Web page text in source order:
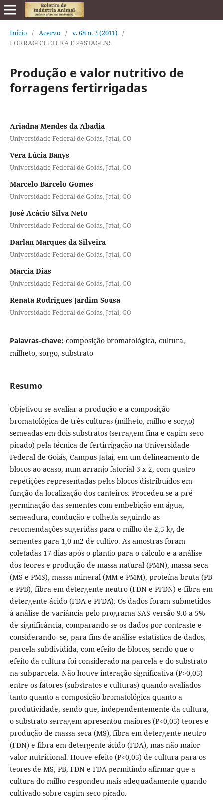
Início / Acervo / v. 68 n. 2 (2011) /
FORRAGICULTURA E PASTAGENS
Produção e valor nutritivo de
forragens fertirrigadas
Ariadna Mendes da Abadia
Universidade Federal de Goiás, Jataí, GO
Vera Lúcia Banys
Universidade Federal de Goiás, Jataí, GO
Marcelo Barcelo Gomes
Universidade Federal de Goiás, Jataí, GO
José Acácio Silva Neto
Universidade Federal de Goiás, Jataí, GO
Darlan Marques da Silveira
Universidade Federal de Goiás, Jataí, GO
Marcia Dias
Universidade Federal de Goiás, Jataí, GO
Renata Rodrigues Jardim Sousa
Universidade Federal de Goiás, Jataí, GO
Palavras-chave: composição bromatológica, cultura,
milheto, sorgo, substrato
Resumo
Objetivou-se avaliar a produção e a composição
bromatológica de três culturas (milheto, milho e sorgo)
semeadas em dois substratos (serragem fina e capim seco
picado) pela técnica de fertirrigação na Universidade
Federal de Goiás, Campus Jataí, em um delineamento de
blocos ao acaso, num arranjo fatorial 3 x 2, com quatro
repetições representadas pelos blocos distribuídos em
função da localização dos canteiros. Procedeu-se a pré-
germinação das sementes com embebição em água,
semeadura, condução e colheita seguindo as
recomendações sugeridas para o milho de 2,5 kg de
sementes para 1,0 m2 de cultivo. As amostras foram
coletadas 17 dias após o plantio para o cálculo e a análise
dos teores e produção de massa natural (PMN), massa seca
(MS e PMS), massa mineral (MM e PMM), proteína bruta (PB
e PPB), fibra em detergente neutro (FDN e PFDN) e fibra em
detergente ácido (FDA e PFDA). Os dados foram submetidos
à análise de variância pelo programa SAS versão 9.0 a 5%
de significância, comparando-se os dados por contraste e
considerando- se, para fins de análise estatística de dados,
parcela subdividida, com efeito de blocos, sendo que o
efeito da cultura foi considerado na parcela e do substrato
na subparcela. Não houve interação significativa (P>0,05)
entre os fatores (substratos e culturas) quando avaliados
tanto quanto a composição bromatológica quanto a
produtividade, sendo que, independentemente da cultura,
o substrato serragem apresentou maiores (P<0,05) teores e
produção de massa seca (MS), fibra em detergente neutro
(FDN) e fibra em detergente ácido (FDA), mas não maior
valor nutricional. Houve efeito (P<0,05) de cultura para os
teores de MS, PB, FDN e FDA permitindo afirmar que a
cultura do milho respondeu mais adequadamente quando
cultivado sobre capim seco picado.